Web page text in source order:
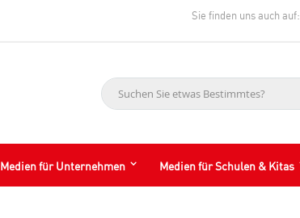
Sie finden uns auch auf:
Suche
Medien für Unternehmen Medien für Schulen & Kitas